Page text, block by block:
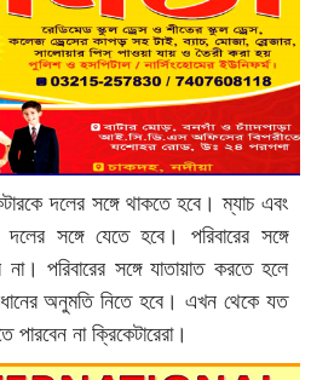
দলের সঙ্গে থাকতে হবে। ম্যাচ এবং
সঙ্গে যেতে হবে। পরিবারের সঙ্গে
না। পরিবারের সঙ্গে যাতায়াত করতে হলে
অনুমতি নিতে হবে। এখন থেকে যত
না ক্রিকেটারেরা।